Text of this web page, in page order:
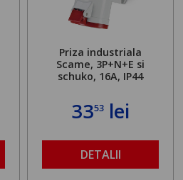
Priza industriala
Scame, 3P+N+E si
schuko, 16A, IP44
3353 lei
DETALII